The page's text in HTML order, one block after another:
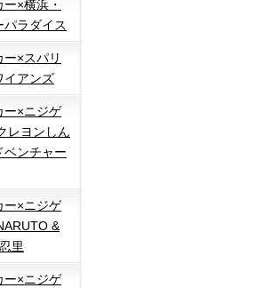
×横浜・
パラダイス
ー×スパリ
イアンズ
ー×ニジゲ
レヨンしん
ベンチャー
ー×ニジゲ
&
里
ー×ニジゲ